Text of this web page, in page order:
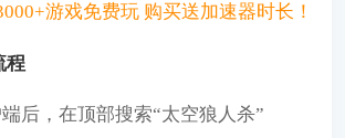
游戏免费玩 购买送加速器时长！
程
后，在顶部搜索“太空狼人杀”